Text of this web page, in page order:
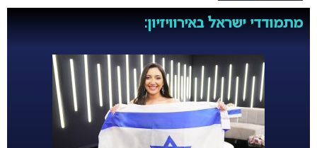
מתמודדי ישראל באירוויזיון: